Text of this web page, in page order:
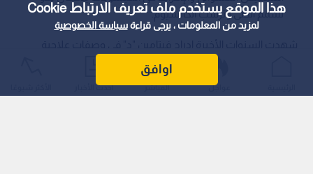
هذا الموقع يستخدم ملف تعريف الارتباط Cookie
لمزيد من المعلومات ، يرجى قراءةسياسة الخصوصية
اوافق
تسمم الكلى وترسب الكالسيوم.
عواجل المباشر أحدث الأخبار